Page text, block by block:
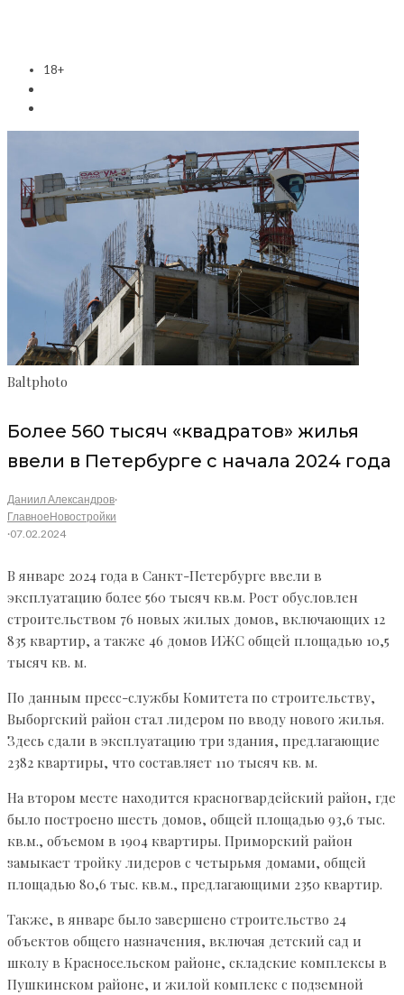
18+
Baltphoto
Более 560 тысяч «квадратов» жилья
ввели в Петербурге с начала 2024 года
Даниил Александров·
ГлавноеНовостройки
·07.02.2024
В январе 2024 года в Санкт-Петербурге ввели в
эксплуатацию более 560 тысяч кв.м. Рост обусловлен
строительством 76 новых жилых домов, включающих 12
835 квартир, а также 46 домов ИЖС общей площадью 10,5
тысяч кв. м.
По данным пресс-службы Комитета по строительству,
Выборгский район стал лидером по вводу нового жилья.
Здесь сдали в эксплуатацию три здания, предлагающие
2382 квартиры, что составляет 110 тысяч кв. м.
На втором месте находится красногвардейский район, где
было построено шесть домов, общей площадью 93,6 тыс.
кв.м., объемом в 1904 квартиры. Приморский район
замыкает тройку лидеров с четырьмя домами, общей
площадью 80,6 тыс. кв.м., предлагающими 2350 квартир.
Также, в январе было завершено строительство 24
объектов общего назначения, включая детский сад и
школу в Красносельском районе, складские комплексы в
Пушкинском районе, и жилой комплекс с подземной